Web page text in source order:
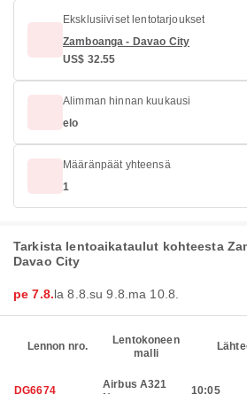
Eksklusiiviset lentotarjoukset
Zamboanga - Davao City
US$ 32.55
Alimman hinnan kuukausi
elo
Määränpäät yhteensä
1
Tarkista lentoaikataulut kohteesta
Davao City
pe 7.8.la 8.8. su 9.8. ma 10.8.
Lennon nro.
Lentokoneen
malli
DG6674
Airbus A321
10:05